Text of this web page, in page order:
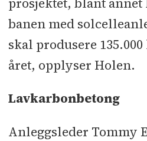
prosjektet, blant annet
banen med
skal produsere
året, opplyser Holen.
Lavkarbonbetong
Anleggsleder Tommy